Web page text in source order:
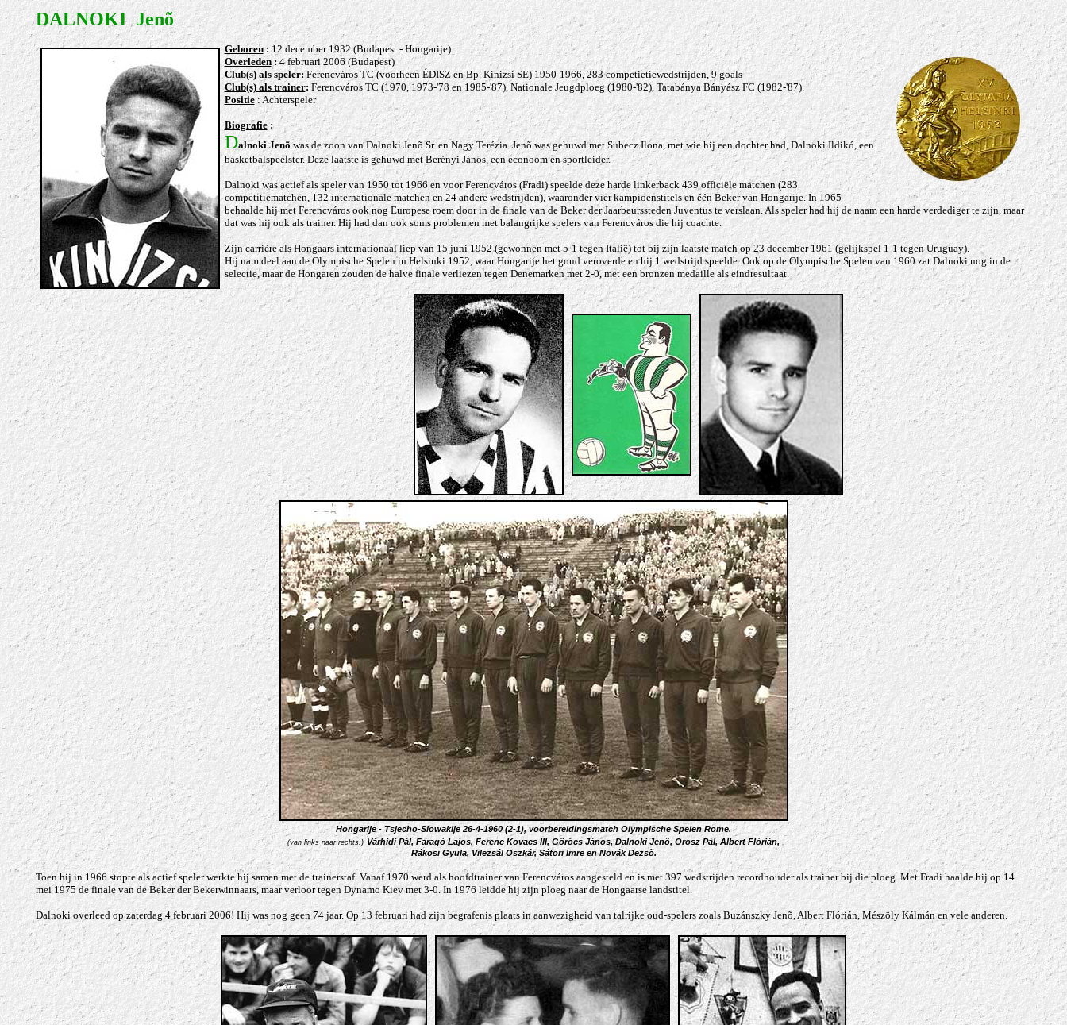
DALNOKI Jenõ
Geboren:12 december 1932 (Budapest - Hongarije)
Overleden: 4 februari 2006 (Budapest)
Club(s) als speler:Ferencváros TC (voorheen ÉDISZ en Bp. Kinizsi SE) 1950-1966, 283 competietiewedstrijden, 9 goals
Club(s) als trainer:Ferencváros TC (1970, 1973-'78 en 1985-'87), Nationale Jeugdploeg (1980-'82), Tatabánya Bányász FC (1982-'87).
Positie : Achterspeler
Biografie:
Dalnoki Jenõ was de zoon van Dalnoki Jenõ Sr. en Nagy Terézia. Jenõ was gehuwd met Subecz Ilona, met wie hij een dochter had, Dalnoki Ildikó, een.
basketbalspeelster. Deze laatste is gehuwd met Berényi János, een econoom en sportleider.
Dalnoki was actief als speler van 1950 tot 1966 en voor Ferencváros (Fradi) speelde deze harde linkerback 439 officiële matchen (283
competitiematchen, 132 internationale matchen en 24 andere wedstrijden), waaronder vier kampioenstitels en één Beker van Hongarije. In 1965
behaalde hij met Ferencváros ook nog Europese roem door in de finale van de Beker der Jaarbeurssteden Juventus te verslaan. Als speler had hij de naam een harde verdediger te zijn, maar
dat was hij ook als trainer. Hij had dan ook soms problemen met balangrijke spelers van Ferencváros die hij coachte.
Zijn carrière als Hongaars internationaal liep van15 juni 1952 (gewonnen met 5-1 tegen Italië) tot bij zijn laatste match op 23 december 1961 (gelijkspel 1-1 tegen Uruguay).
Hij nam deel aan de Olympische Spelen in Helsinki 1952, waar Hongarije het goud veroverde en hij 1 wedstrijd speelde. Ook op de Olympische Spelen van 1960 zat Dalnoki nog in de
selectie, maar de Hongaren zouden de halve finale verliezen tegen Denemarken met 2-0, met een bronzen medaille als eindresultaat.
Hongarije - Tsjecho-Slowakije 26-4-1960 (2-1), voorbereidingsmatch Olympische Spelen Rome.
(van links naar rechts:) Várhidi Pál, Faragó Lajos, Ferenc Kovacs III, Göröcs János, Dalnoki Jenõ, Orosz Pál, Albert Flórián,
Rákosi Gyula, Vilezsál Oszkár, Sátori Imreen Novák Dezsõ.
Toen hij in 1966 stopte als actief speler werkte hij samen met de trainerstaf. Vanaf 1970 werd als hoofdtrainer van Ferencváros aangesteld en is met 397 wedstrijden recordhouder als trainer bij die ploeg. Met Fradi haalde hij op 14
mei 1975 de finale van de Beker der Bekerwinnaars, maar verloor tegen Dynamo Kiev met 3-0. In 1976 leidde hij zijn ploeg naar de Hongaarse landstitel.
Dalnoki overleed op zaterdag 4 februari 2006! Hij was nog geen 74 jaar. Op 13 februari had zijn begrafenis plaats in aanwezigheid van talrijke oud-spelers zoals Buzánszky Jenõ, Albert Flórián, Mészöly Kálmán en vele anderen.